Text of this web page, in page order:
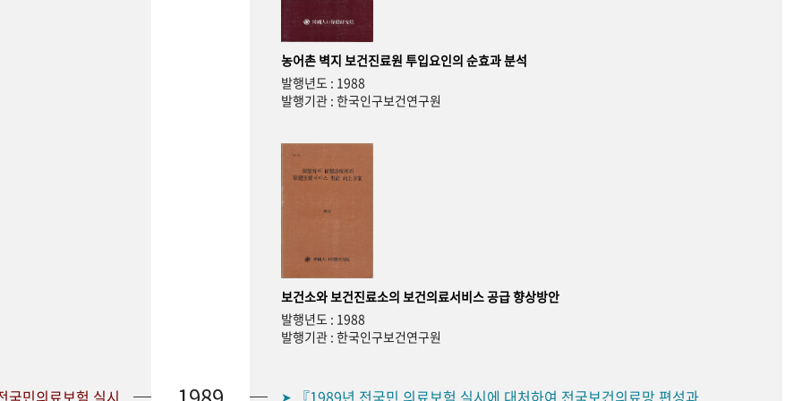
농어촌 벽지 보건진료원 투입요인의 순효과 분석
발행년도 : 1988
발행기관 : 한국인구보건연구원
보건소와 보건진료소의 보건의료서비스 공급 향상방안
발행년도 : 1988
발행기관 : 한국인구보건연구원
➤